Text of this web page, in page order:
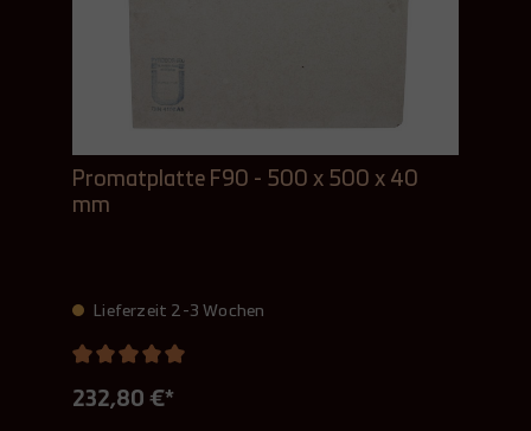
Promatplatte F90 - 500 x 500 x 40
mm
Lieferzeit 2-3 Wochen
232,80 €*